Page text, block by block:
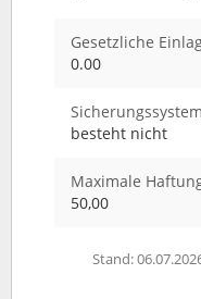
Gesetzliche
0.00
besteht nicht
Maximale
50,00
Stand: